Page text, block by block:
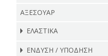
ΑΞΕΣΟΥΑΡ
ΕΛΑΣΤΙΚΑ
ΕΝΔΥΣΗ / ΥΠΟΔΗΣΗ